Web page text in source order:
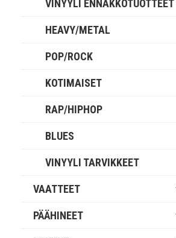
VINYYLI ENNAKKOTUOTTEET
HEAVY/METAL
POP/ROCK
KOTIMAISET
RAP/HIPHOP
BLUES
VINYYLI TARVIKKEET
VAATTEET
PÄÄHINEET